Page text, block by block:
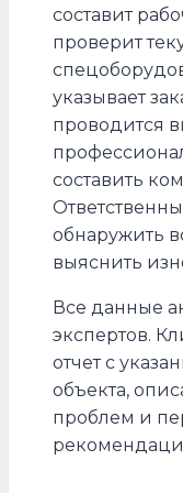
составит
проверит
указывает
проводится
составить
обнаружить
выяснить
Все данные
экспертов.
отчет с
объекта,
проблем и